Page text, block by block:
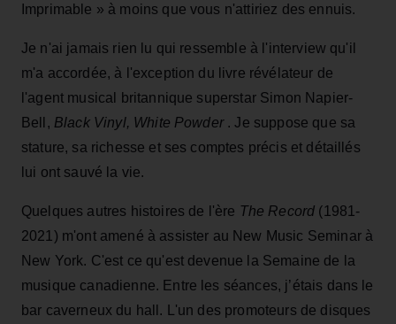
Imprimable » à moins que vous n'attiriez des ennuis.
Je n'ai jamais rien lu qui ressemble à l'interview qu'il
m'a accordée, à l'exception du livre révélateur de
l'agent musical britannique superstar Simon Napier-
Bell, Black Vinyl, White Powder. Je suppose que sa
stature, sa richesse et ses comptes précis et détaillés
lui ont sauvé la vie.
Quelques autres histoires de l'ère The Record (1981-
2021) m'ont amené à assister au New Music Seminar à
New York. C'est ce qu'est devenue la Semaine de la
musique canadienne. Entre les séances, j’étais dans le
bar caverneux du hall. L'un des promoteurs de disques